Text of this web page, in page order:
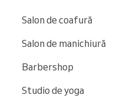
Salon de coafură
Salon de manichiură
Barbershop
Studio de yoga